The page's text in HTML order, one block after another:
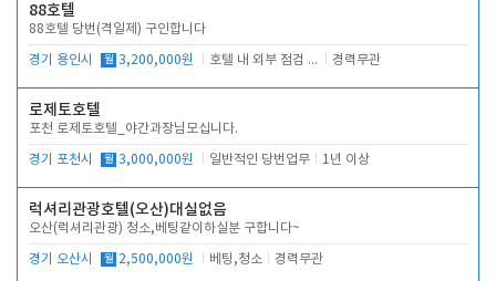
88호텔
88호텔 당번(격일제) 구인합니다
경기 용인시 월 3,200,000원 호텔 내 외부 점검 및 프런트 운영 경력무관
로제토호텔
포천 로제토호텔_야간과장님모십니다.
경기 포천시 월 3,000,000원 일반적인 당번업무 1년 이상
럭셔리관광호텔(오산)대실없음
오산(럭셔리관광) 청소,베팅같이하실분 구합니다~
경기 오산시 월 2,500,000원 베팅,청소 경력무관